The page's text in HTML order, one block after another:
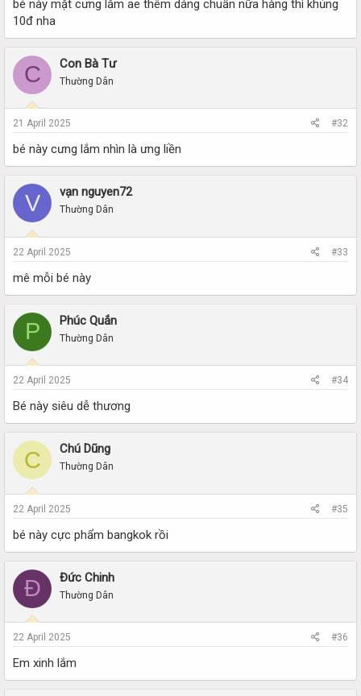
bé này mặt cưng lắm ae thêm dáng chuẩn nữa hàng thì khủng
10đ nha
C Con Bà Tư
Thường Dân
21 April 2025 #32
bé này cưng lắm nhìn là ưng liền
V vạn nguyen72
Thường Dân
22 April 2025 #33
mê mỗi bé này
P Phúc Quắn
Thường Dân
22 April 2025 #34
Bé này siêu dễ thương
C Chú Dũng
Thường Dân
22 April 2025 #35
bé này cực phẩm bangkok rồi
Đ Đức Chinh
Thường Dân
22 April 2025 #36
Em xinh lắm